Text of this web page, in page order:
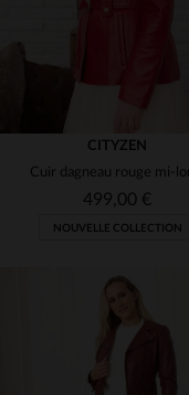
CITYZEN
499,00 €
NOUVELLE COLLECTION